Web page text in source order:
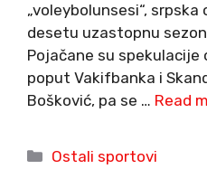
„voleybolunsesi“,
desetu uzastopnu
Pojačane su
poput Vakifbanka i
Bošković, pa se … Read
Categories
Ostali sportovi